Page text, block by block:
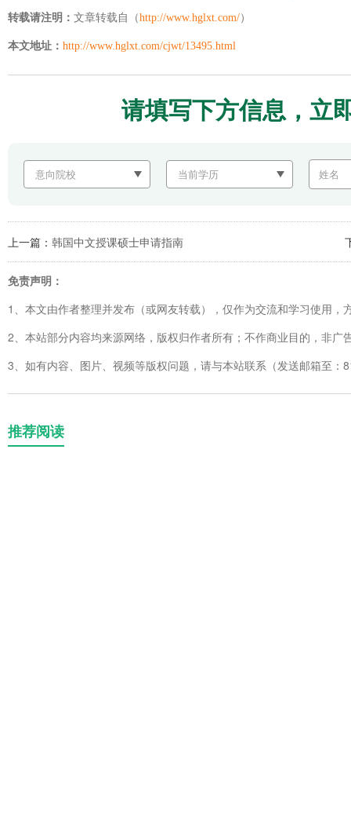
转载请注明： 文章转载自（http://www.hglxt.com/）
本文地址： http://www.hglxt.com/cjwt/13495.html
请填写下方信息，立
上一篇： 韩国中文授课硕士申请指南
免责声明：
1、本文由作者整理并发布（或网友转载），仅作为交流和学习使用
2、本站部分内容均来源网络，版权归作者所有；不作商业目的，非广
3、如有内容、图片、视频等版权问题，请与本站联系（发送邮箱至
推荐阅读